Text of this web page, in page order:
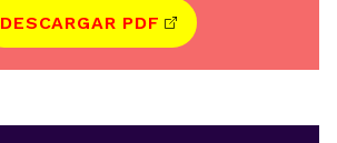
DESCARGAR PDF